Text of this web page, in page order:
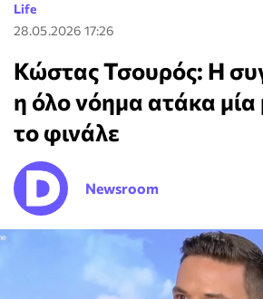
Life
28.05.2026 17:26
Κώστας Τσουρός: Η
η όλο νόημα ατάκα μία
το φινάλε
Newsroom